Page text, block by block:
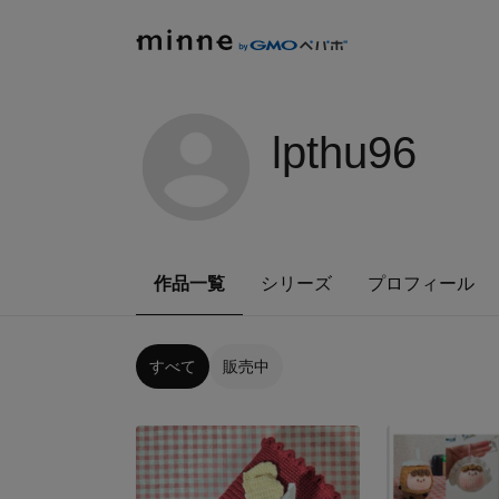
lpthu96
作品一覧 シリーズ プロフィール
すべて 販売中